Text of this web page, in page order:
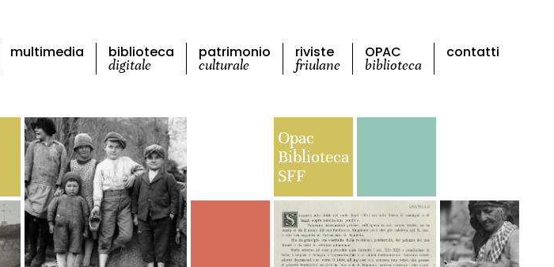
multimedia biblioteca
digitale
patrimonio
culturale
riviste
friulane
OPAC
biblioteca
contatti
Opac
Biblioteca
SFF